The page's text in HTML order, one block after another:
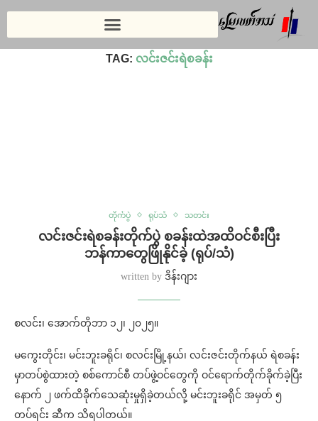
လင်းဇင်းရဲစခန်း
TAG: လင်းဇင်းရဲစခန်း
တိုက်ပွဲ ရုပ်သံ သတင်း
လင်းဇင်းရဲစခန်းတိုက်ပွဲ စခန်းထဲအထိဝင်စီးပြီး
ဘန်ကာတွေဖြိုနိုင်ခဲ့ (ရုပ်/သံ)
written by ဒိန်းဂျား
စလင်း၊ အောက်တိုဘာ ၁၂၊ ၂၀၂၅။
မကွေးတိုင်း၊ မင်းဘူးခရိုင်၊ စလင်းမြို့နယ်၊ လင်းဇင်းတိုက်နယ် ရဲစခန်း
မှာတပ်စွဲထားတဲ့ စစ်ကောင်စီ တပ်ဖွဲ့ဝင်တွေကို ဝင်ရောက်တိုက်ခိုက်ခဲ့ပြီး
နောက် ၂ ဖက်ထိခိုက်သေဆုံးမှုရှိခဲ့တယ်လို့ မင်းဘူးခရိုင် အမှတ် ၅
တပ်ရင်း ဆီက သိရပါတယ်။